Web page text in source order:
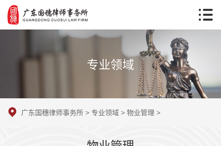
专业领域
广东国穗律师事务所 > 专业领域 > 物业管理 >